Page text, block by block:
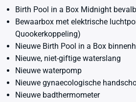
Birth Pool in a Box Midnight
Bewaarbox met elektrische
Quookerkoppeling)
Nieuwe Birth Pool in a Box
Nieuwe, niet-giftige waterslang
Nieuwe waterpomp
Nieuwe gynaecologische
Nieuwe badthermometer